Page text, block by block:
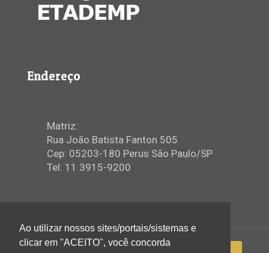
Endereço
Matriz:
Rua João Batista Fanton 505
Cep: 05203-180 Perus São Paulo/SP
Tel: 11 3915-9200
Ao utilizar nossos sites/portais/sistemas e
clicar em "ACEITO", você concorda